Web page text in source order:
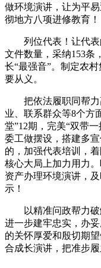
做环境演讲，让为平
彻地方八项进修教育！
列位代表！让代表
文件数量，采纳153条
长“最强音”。制定农
要从义。
把依法履职同帮力
业、联系群众等8个方
堂”12期，完美“双带
委工做摆设，搭建多
的，加强代表培训，
核心大局上加力用力
资产办理环境演讲，
示！
以精准问政帮力破
进一步建牢忠实，办
的关怀厚爱和殷切期
合成长演讲，把准步履